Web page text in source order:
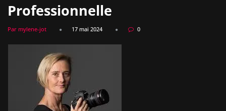
Professionnelle
Par mylene-jot 17 mai 2024 0